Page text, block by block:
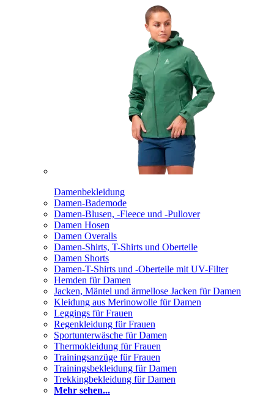
Damenbekleidung
Damen-Bademode
Damen-Blusen, -Fleece und -Pullover
Damen Hosen
Damen Overalls
Damen-Shirts, T-Shirts und Oberteile
Damen Shorts
Damen-T-Shirts und -Oberteile mit UV-Filter
Hemden für Damen
Jacken, Mäntel und ärmellose Jacken für Damen
Kleidung aus Merinowolle für Damen
Leggings für Frauen
Regenkleidung für Frauen
Sportunterwäsche für Damen
Thermokleidung für Frauen
Trainingsanzüge für Frauen
Trainingsbekleidung für Damen
Trekkingbekleidung für Damen
Mehr sehen...